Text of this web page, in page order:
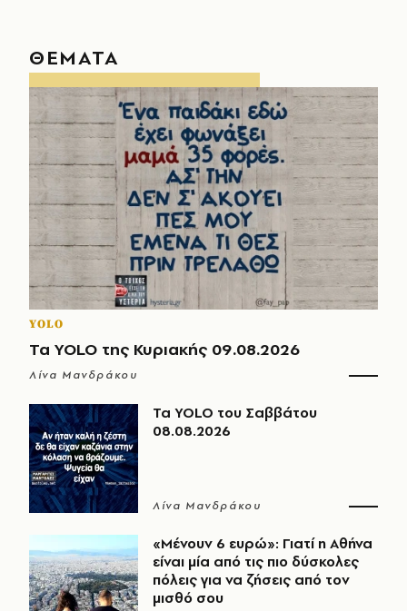
ΘΕΜΑΤΑ
YOLO
Τα YOLO της Κυριακής 09.08.2026
Λίνα Μανδράκου
Τα YOLO του Σαββάτου
08.08.2026
Λίνα Μανδράκου
«Μένουν 6 ευρώ»: Γιατί η Αθήνα
είναι μία από τις πιο δύσκολες
πόλεις για να ζήσεις από τον
μισθό σου